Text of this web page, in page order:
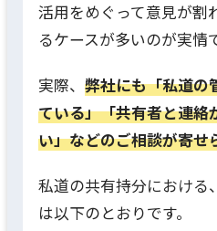
活用をめぐって意見が割
るケースが多いのが実情
実際、 弊社にも「私道の
ている」「共有者と連絡
い」などのご相談が寄せ
私道の共有持分における
は以下のとおりです。